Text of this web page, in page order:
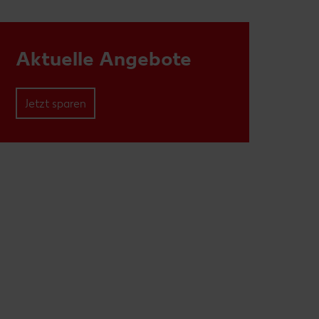
Aktuelle Angebote
Jetzt sparen